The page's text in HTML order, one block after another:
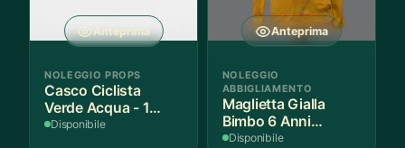
Anteprima
NOLEGGIO PROPS
Casco Ciclista
Verde Acqua - 1
Pezzo
Disponibile
Anteprima
NOLEGGIO
ABBIGLIAMENTO
Maglietta Gialla
Bimbo 6 Anni
Cotone - 1 Pezzo
Disponibile